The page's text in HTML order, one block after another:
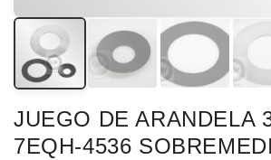
JUEGO DE ARANDELA
7EQH-4536